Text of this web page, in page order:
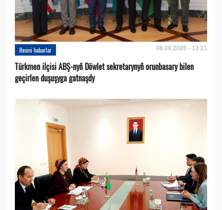
Resmi habarlar 08.08.2026 - 13:21
Türkmen ilçisi ABŞ-nyň Döwlet sekretarynyň orunbasary bilen
geçirlen duşuşyga gatnaşdy